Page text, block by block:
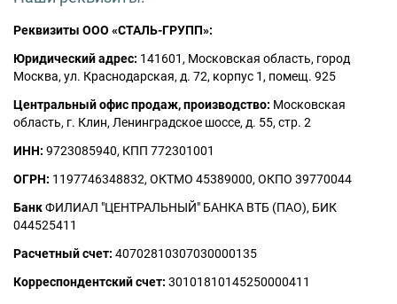
Реквизиты ООО «СТАЛЬ-ГРУПП»:
Юридический адрес: 141601 , Московская область, город
Москва, ул. Краснодарская, д. 72, корпус 1, помещ. 925
Центральный офис продаж, производство: Московская
область, г. Клин, Ленинградское шоссе, д. 55, стр. 2
ИНН: 9723085940, КПП 772301001
ОГРН: 1197746348832, ОКТМО 45389000, ОКПО 39770044
БанкФИЛИАЛ "ЦЕНТРАЛЬНЫЙ" БАНКА ВТБ (ПАО), БИК
044525411
Расчетный счет: 40702810307030000135
Корреспондентский счет: 30101810145250000411